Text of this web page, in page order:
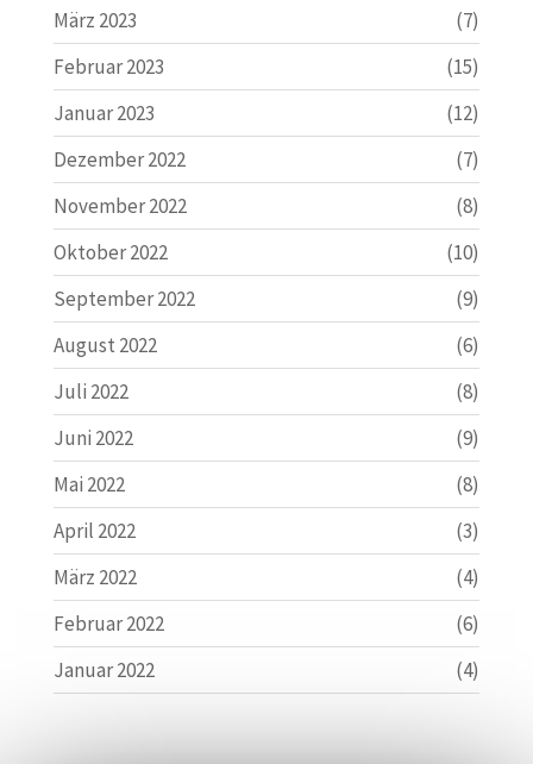
März 2023
(7)
Februar 2023
(15)
Januar 2023
(12)
Dezember 2022
(7)
November 2022
(8)
Oktober 2022
(10)
September 2022
(9)
August 2022
(6)
Juli 2022
(8)
Juni 2022
(9)
Mai 2022
(8)
April 2022
(3)
März 2022
(4)
Februar 2022
(6)
Januar 2022
(4)